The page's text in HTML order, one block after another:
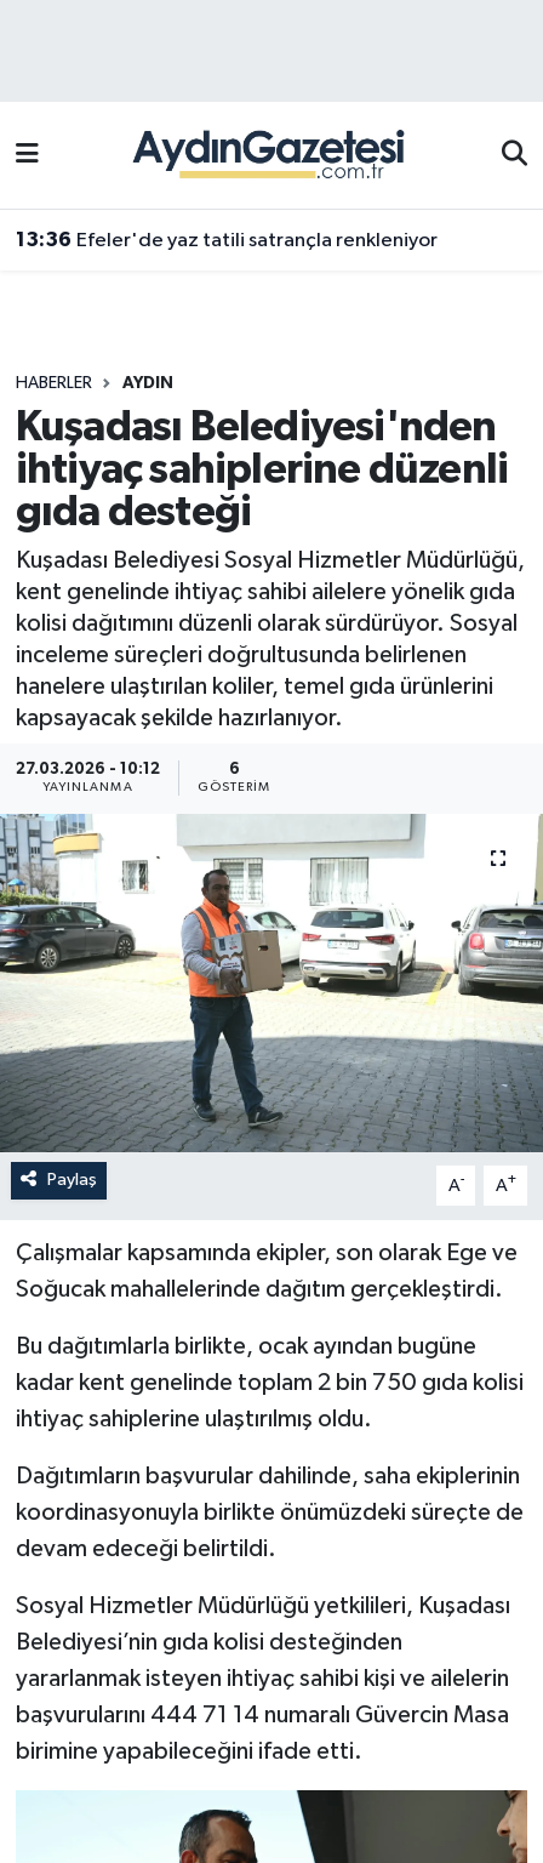
13:36 Efeler'de yaz tatili satrançla renkleniyor
HABERLER AYDIN
Kuşadası Belediyesi'nden
ihtiyaç sahiplerine düzenli
gıda desteği
Kuşadası Belediyesi Sosyal Hizmetler Müdürlüğü,
kent genelinde ihtiyaç sahibi ailelere yönelik gıda
kolisi dağıtımını düzenli olarak sürdürüyor. Sosyal
inceleme süreçleri doğrultusunda belirlenen
hanelere ulaştırılan koliler, temel gıda ürünlerini
kapsayacak şekilde hazırlanıyor.
27.03.2026 - 10:12
YAYINLANMA
6
GÖSTERIM
Paylaş A- A+
Çalışmalar kapsamında ekipler, son olarak Ege ve
Soğucak mahallelerinde dağıtım gerçekleştirdi.
Bu dağıtımlarla birlikte, ocak ayından bugüne
kadar kent genelinde toplam 2 bin 750 gıda kolisi
ihtiyaç sahiplerine ulaştırılmış oldu.
Dağıtımların başvurular dahilinde, saha ekiplerinin
koordinasyonuyla birlikte önümüzdeki süreçte de
devam edeceği belirtildi.
Sosyal Hizmetler Müdürlüğü yetkilileri, Kuşadası
Belediyesi’nin gıda kolisi desteğinden
yararlanmak isteyen ihtiyaç sahibi kişi ve ailelerin
başvurularını 444 71 14 numaralı Güvercin Masa
birimine yapabileceğini ifade etti.
Efeler Trafik Yoğunluk Haritası
Süper Lig Puan Durumu ve Fikstür